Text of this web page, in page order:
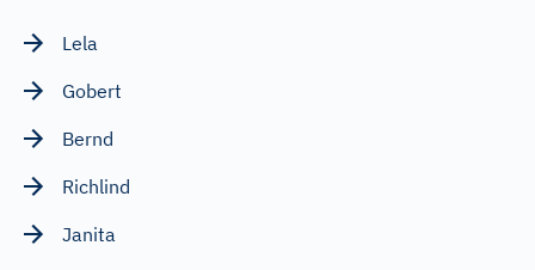
Lela
Gobert
Bernd
Richlind
Janita